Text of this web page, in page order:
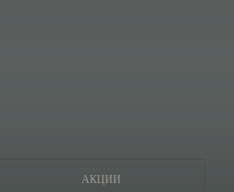
АКЦИИ